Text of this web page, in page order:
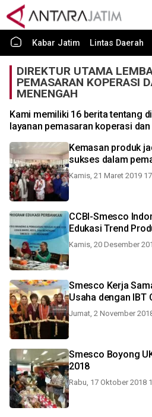
Kabar Jatim Lintas Daerah
DIREKTUR UTAMA
PEMASARAN KOPERASI
MENENGAH
Kami memiliki 16 berita tentang
layanan pemasaran koperasi
Kemasan produk
sukses dalam
Kamis, 21 Maret 2019
CCBI-Smesco
Edukasi Trend
Kamis, 20 Desember
Smesco Kerja
Usaha dengan IBT
Jumat, 2 November
Smesco Boyong
2018
Rabu, 17 Oktober 2018